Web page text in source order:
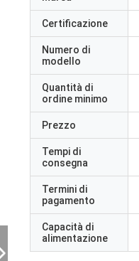
Certificazione
Numero di
modello
Quantità di
ordine minimo
Prezzo
Tempi di
consegna
Termini di
pagamento
Capacità di
alimentazione